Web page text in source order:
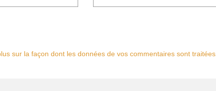
sur la façon dont les données de vos commentaires sont traitées